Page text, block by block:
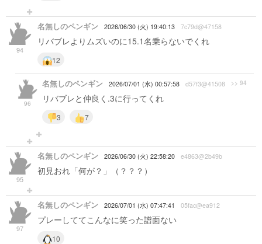
94
名無しのペンギン 2026/06/30 (火) 19:40:13 7c79d@47158
リバブレよりムズいのに15.1名乗らないでくれ
12
96
名無しのペンギン 2026/07/01 (水) 00:57:58 d57f3@41508 >> 94
リバブレと仲良く.3に行ってくれ
3 7
95
名無しのペンギン 2026/06/30 (火) 22:58:20 e4863@2b49b
初見おれ「何が？」（？？？）
97
名無しのペンギン 2026/07/01 (水) 07:47:41 05fac@ea912
プレーしててこんなに笑った譜面ない
10